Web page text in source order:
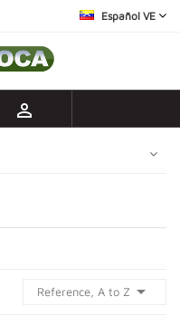
Español VE

Reference, A to Z 